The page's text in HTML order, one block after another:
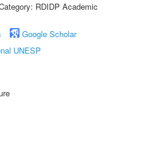
RDIDP Academic
Google Scholar
UNESP